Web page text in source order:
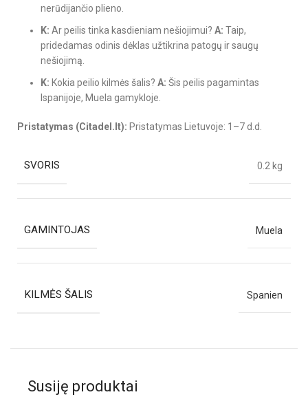
nerūdijančio plieno.
K: Ar peilis tinka kasdieniam nešiojimui? A: Taip,
pridedamas odinis dėklas užtikrina patogų ir saugų
nešiojimą.
K: Kokia peilio kilmės šalis? A: Šis peilis pagamintas
Ispanijoje, Muela gamykloje.
Pristatymas (Citadel.lt): Pristatymas Lietuvoje: 1–7 d.d.
SVORIS 0.2 kg
GAMINTOJAS Muela
KILMĖS ŠALIS Spanien
Susiję produktai